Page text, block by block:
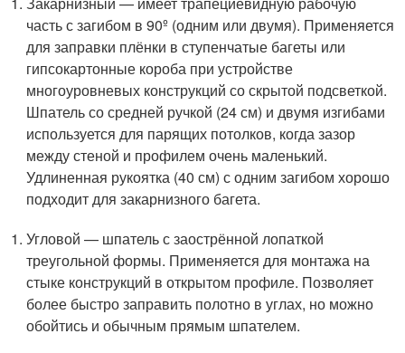
часть с загибом в 90º (одним или двумя). Применяется
для заправки плёнки в ступенчатые багеты или
гипсокартонные короба при устройстве
многоуровневых конструкций со скрытой подсветкой.
Шпатель со средней ручкой (24 см) и двумя изгибами
используется для парящих потолков, когда зазор
между стеной и профилем очень маленький.
Удлиненная рукоятка (40 см) с одним загибом хорошо
подходит для закарнизного багета.
Угловой — шпатель с заострённой лопаткой
треугольной формы. Применяется для монтажа на
стыке конструкций в открытом профиле. Позволяет
более быстро заправить полотно в углах, но можно
обойтись и обычным прямым шпателем.